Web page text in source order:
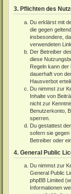
3. Pflichten des
Du erklärst mit
die gegen
insbesondere,
verwendeten
Der Betreiber
diese
Regeln kann der
dauerhaft von
Hausverbot
Du nimmst zur
Inhalte von
nicht zur
Benutzerkonto,
sperren.
Du gestattest
sofern sie
Betreiber oder
4. General Public
Du nimmst zur
General Public
phpBB Limited (
Informationen